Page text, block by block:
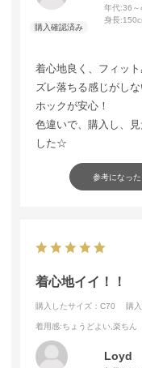
年代:36～
身長:
着心地良く、フィッ
ズレ落ちる感じがし
ホックが安心！
色違いで、購入し、
した☆
参考になった
着心地イイ！！
購入したサイズ：C70 購
着用感:ちょうどよい,楽ちん
Loyd